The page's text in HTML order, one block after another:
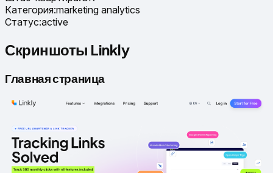
Категория:marketing analytics
Статус:active
Скриншоты Linkly
Главная страница